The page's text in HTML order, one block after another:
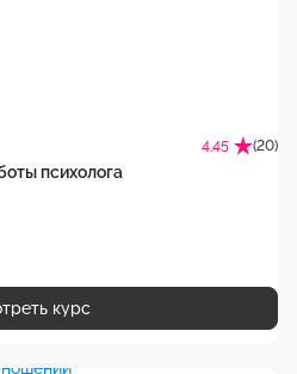
4.45 (20)
психолога
курс